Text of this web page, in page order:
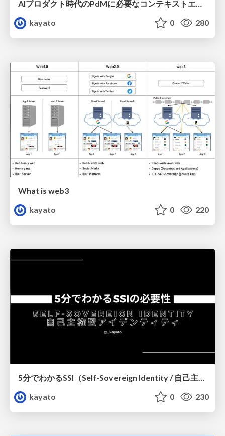
kayato
0 280
What is web3
kayato
0 220
5分でわかるSSI（Self-Sovereign Identity / 自己主権型アイデンティティ）の必要性
kayato
0 230